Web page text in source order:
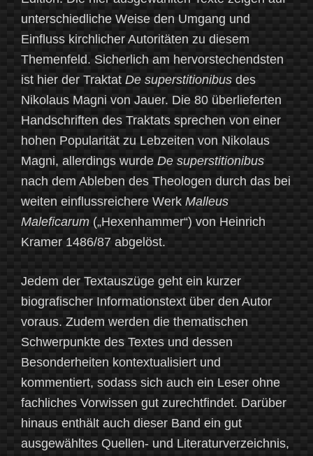
unterschiedliche Weise den Umgang und
Einfluss kirchlicher Autoritäten zu diesem
Themenfeld. Sicherlich am hervorstechendsten
ist hier der Traktat De superstitionibus des
Nikolaus Magni von Jauer. Die 80 überlieferten
Handschriften des Traktats sprechen von einer
hohen Popularität zu Lebzeiten von Nikolaus
Magni, allerdings wurde De superstitionibus
nach dem Ableben des Theologen durch das bei
weiten einflussreichere Werk Malleus
Maleficarum („Hexenhammer“) von Heinrich
Kramer 1486/87 abgelöst.
Jedem der Textauszüge geht ein kurzer
biografischer Informationstext über den Autor
voraus. Zudem werden die thematischen
Schwerpunkte des Textes und dessen
Besonderheiten kontextualisiert und
kommentiert, sodass sich auch ein Leser ohne
fachliches Vorwissen gut zurechtfindet. Darüber
hinaus enthält auch dieser Band ein gut
ausgewähltes Quellen- und Literaturverzeichnis,